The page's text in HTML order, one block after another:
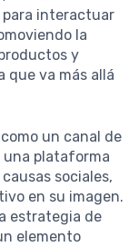
para interactuar
la
y
que va más allá
un canal de
plataforma
sociales,
en su imagen.
estrategia de
elemento